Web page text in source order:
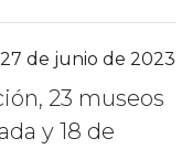
27 de junio de 2023
23 museos
y 18 de